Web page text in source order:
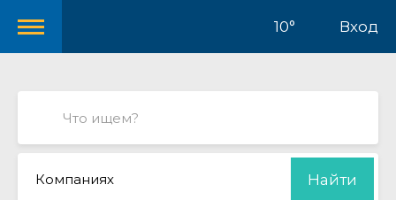
10° Вход
Компаниях Найти